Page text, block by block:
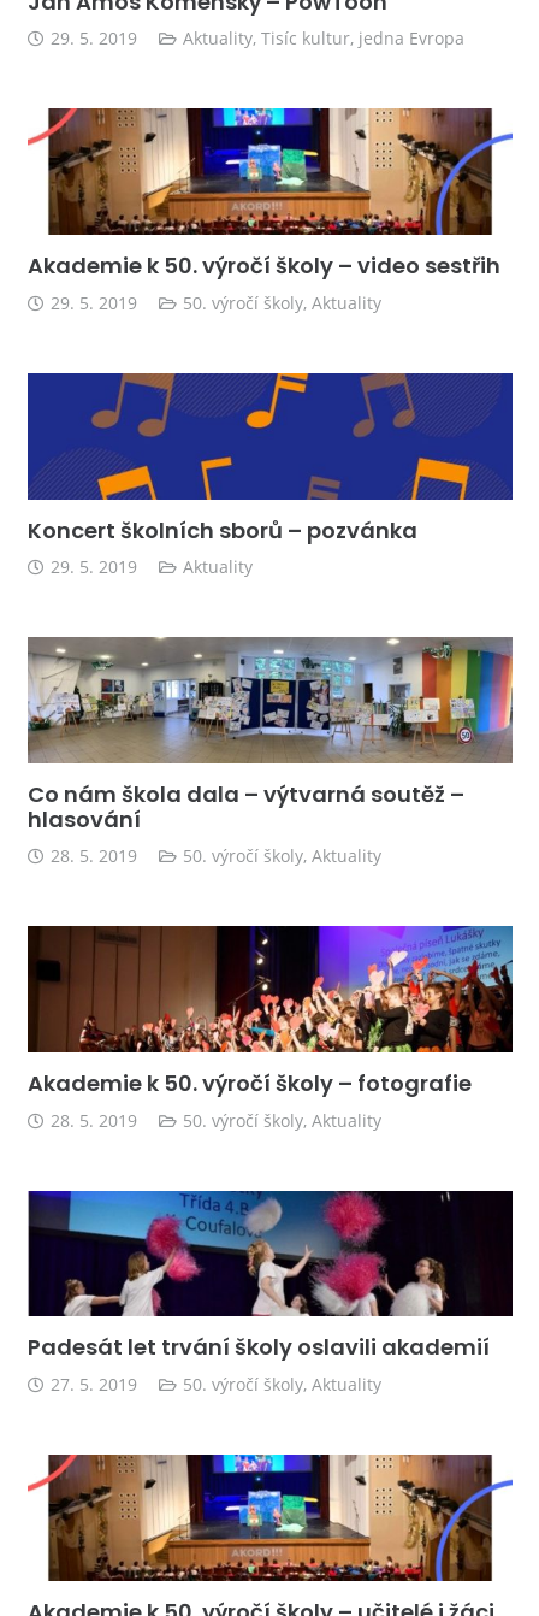
29. 5. 2019 Aktuality,Tisíc kultur, jedna Evropa
Akademie k 50. výročí školy – video sestřih
29. 5. 2019 50. výročí školy,Aktuality
Koncert školních sborů – pozvánka
29. 5. 2019 Aktuality
Co nám škola dala – výtvarná soutěž –
hlasování
28. 5. 2019 50. výročí školy,Aktuality
Akademie k 50. výročí školy – fotografie
28. 5. 2019 50. výročí školy,Aktuality
Padesát let trvání školy oslavili akademií
27. 5. 2019 50. výročí školy,Aktuality